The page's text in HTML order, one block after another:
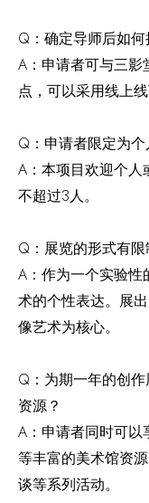
Q：确定导师后如何
A：申请者可与三
点，可以采用线上
Q：申请者限定为
A：本项目欢迎个
不超过3人。
Q：展览的形式有限
A：作为一个实验
术的个性表达。展
像艺术为核心。
Q：为期一年的创
资源？
A：申请者同时可
等丰富的美术馆资
谈等系列活动。